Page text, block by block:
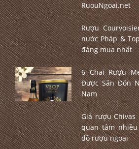
RuouNgoai.net
Rượu
nước Pháp &
đáng mua nhất
6 Chai Rượu
Được Săn Đón
Nam
Giá rượu
quan tâm
đồ rượu ngoại